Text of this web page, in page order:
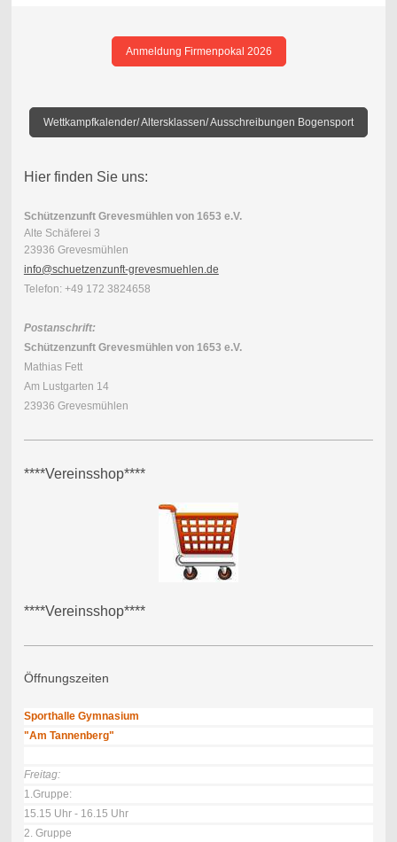
Anmeldung Firmenpokal 2026
Wettkampfkalender/ Altersklassen/ Ausschreibungen Bogensport
Hier finden Sie uns:
Schützenzunft Grevesmühlen von 1653 e.V.
Alte Schäferei 3
23936 Grevesmühlen
info@schuetzenzunft-grevesmuehlen.de
Telefon: +49 172 3824658
Postanschrift:
Schützenzunft Grevesmühlen von 1653 e.V.
Mathias Fett
Am Lustgarten 14
23936 Grevesmühlen
****Vereinsshop****
****Vereinsshop****
Öffnungszeiten
Sporthalle Gymnasium
"Am Tannenberg"
Freitag:
1.Gruppe:
15.15 Uhr - 16.15 Uhr
2. Gruppe